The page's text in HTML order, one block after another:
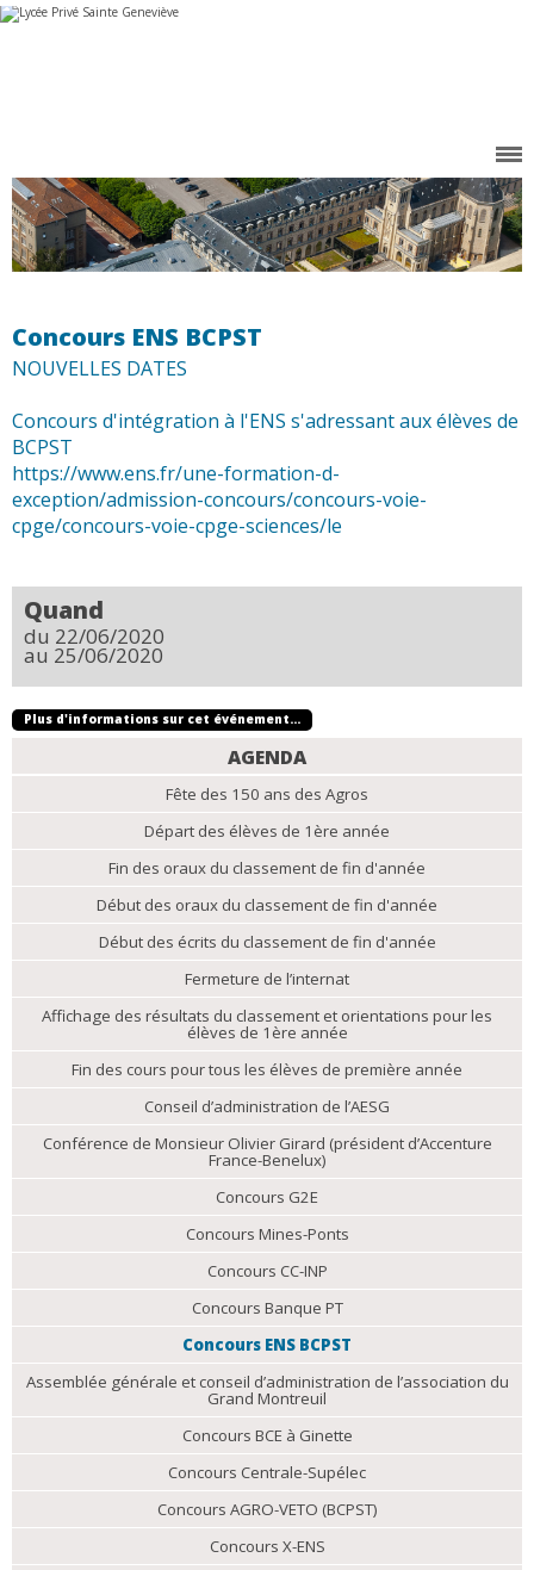
Aller
au
Outils
personnels
Concours ENS BCPST
NOUVELLES DATES
Concours d'intégration à l'ENS s'adressant aux élèves de
BCPST
https://www.ens.fr/une-formation-d-
exception/admission-concours/concours-voie-
cpge/concours-voie-cpge-sciences/le
Quand
du 22/06/2020
au 25/06/2020
Plus d'informations sur cet événement…
AGENDA
Fête des 150 ans des Agros
Départ des élèves de 1ère année
Fin des oraux du classement de fin d'année
Début des oraux du classement de fin d'année
Début des écrits du classement de fin d'année
Fermeture de l’internat
Affichage des résultats du classement et orientations pour les
élèves de 1ère année
Fin des cours pour tous les élèves de première année
Conseil d’administration de l’AESG
Conférence de Monsieur Olivier Girard (président d’Accenture
France-Benelux)
Concours G2E
Concours Mines-Ponts
Concours CC-INP
Concours Banque PT
Concours ENS BCPST
Assemblée générale et conseil d’administration de l’association du
Grand Montreuil
Concours BCE à Ginette
Concours Centrale-Supélec
Concours AGRO-VETO (BCPST)
Concours X-ENS